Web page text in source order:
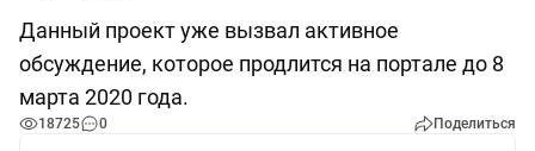
Данный проект уже вызвал активное
обсуждение, которое продлится на портале до 8
марта 2020 года.
18725 0 Поделиться